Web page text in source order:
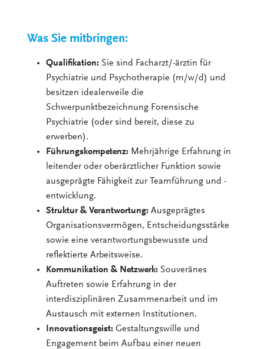
Was Sie mitbringen:
Qualifikation: Sie sind Facharzt/-ärztin für
Psychiatrie und Psychotherapie (m/w/d) und
besitzen idealerweile die
Schwerpunktbezeichnung Forensische
Psychiatrie (oder sind bereit, diese zu
erwerben).
Führungskompetenz: Mehrjährige Erfahrung in
leitender oder oberärztlicher Funktion sowie
ausgeprägte Fähigkeit zur Teamführung und -
entwicklung.
Struktur & Verantwortung:Ausgeprägtes
Organisationsvermögen, Entscheidungsstärke
sowie eine verantwortungsbewusste und
reflektierte Arbeitsweise.
Kommunikation & Netzwerk: Souveränes
Auftreten sowie Erfahrung in der
interdisziplinären Zusammenarbeit und im
Austausch mit externen Institutionen.
Innovationsgeist:Gestaltungswille und
Engagement beim Aufbau einer neuen